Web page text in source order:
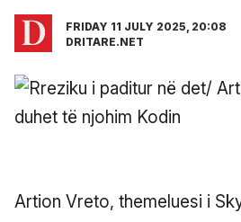
FRIDAY 11 JULY 2025, 20:08
DRITARE.NET
Artion Vreto, themeluesi i